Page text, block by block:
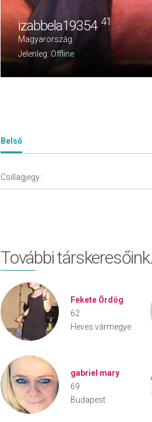
izabbela1935441
Magyarország
Jelenleg: Offline
Belső
Csillagjegy:
További
Fekete Ördög
62
Heves vármegye
gabriel mary
69
Budapest